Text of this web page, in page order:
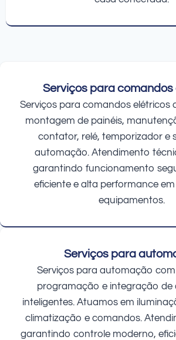
Serviços para comandos
Serviços para comandos elétricos
montagem de painéis,
contator, relé, temporizador e
automação. Atendimento
garantindo funcionamento
eficiente e alta performance
equipamentos.
Serviços para
Serviços para automação
programação e integração de
inteligentes. Atuamos em
climatização e comandos.
garantindo controle moderno,